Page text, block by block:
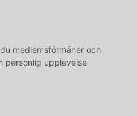
medlemsförmåner och
personlig upplevelse